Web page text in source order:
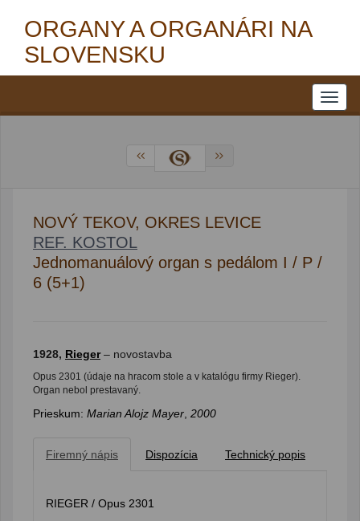
ORGANY A ORGANÁRI NA
SLOVENSKU
NOVÝ TEKOV, OKRES LEVICE
REF. KOSTOL
Jednomanuálový organ s pedálom I / P /
6 (5+1)
1928, Rieger– novostavba
Opus 2301 (údaje na hracom stole a v katalógu firmy Rieger).
Organ nebol prestavaný.
Prieskum: Marian Alojz Mayer 2000
Firemný nápis Dispozícia Technický popis
RIEGER / Opus 2301